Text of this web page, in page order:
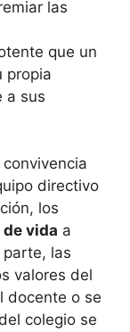
las
que un
propia
a sus
directivo
los
vida a
las
valores del
docente o se
colegio se